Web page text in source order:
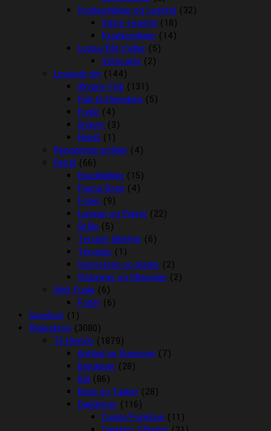
Kradsemiljøer og Legetøj (32)
Katte Legetøj (18)
Kradsemiljøer (14)
Loppe/flåt midler (5)
Vetocanis (2)
Levende dyr (144)
Akvarie Fisk (131)
Fisk til Havedam (5)
Fugle (4)
Gnaver (3)
Reptil (1)
Rengørings artikler (4)
Reptil (66)
Bunddække (15)
Fauna Boxe (4)
Foder (9)
Lamper og Pærer (22)
Skåle (5)
Terrarie tilbehør (6)
Terrarier (1)
Varmesten og plader (2)
Vitaminer og Mineraler (2)
Vildt Fugle (6)
Foder (6)
Gavekort (1)
Rideudstyr (3080)
Til Hesten (1879)
Antibid og fluespray (7)
Bandager (28)
Bid (86)
Boxe og Tasker (28)
Dækkener (116)
Cooler/Funktion (11)